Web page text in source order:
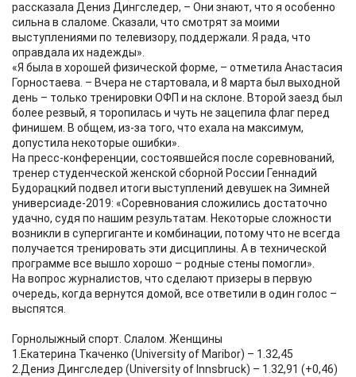
рассказала Дениз Дингследер, – Они знают, что я особенно
сильна в слаломе. Сказали, что смотрят за моими
выступлениями по телевизору, поддержали. Я рада, что
оправдала их надежды».
«Я была в хорошей физической форме, – отметила Анастасия
Горностаева. – Вчера не стартовала, и 8 марта был выходной
день – только тренировки ОФП и на склоне. Второй заезд был
более резвый, я торопилась и чуть не зацепила флаг перед
финишем. В общем, из-за того, что ехала на максимум,
допустила некоторые ошибки».
На пресс-конференции, состоявшейся после соревнований,
тренер студенческой женской сборной России Геннадий
Будорацкий подвел итоги выступлений девушек на Зимней
универсиаде-2019: «Соревнования сложились достаточно
удачно, судя по нашим результатам. Некоторые сложности
возникли в супергиганте и комбинации, потому что не всегда
получается тренировать эти дисциплины. А в технической
программе все вышло хорошо – родные стены помогли».
На вопрос журналистов, что сделают призеры в первую
очередь, когда вернутся домой, все ответили в один голос –
выспятся.
Горнолыжный спорт. Слалом. Женщины
1.Екатерина Ткаченко (University of Maribor) – 1.32,45
2.Дениз Дингследер (University of Innsbruck) – 1.32,91 (+0,46)